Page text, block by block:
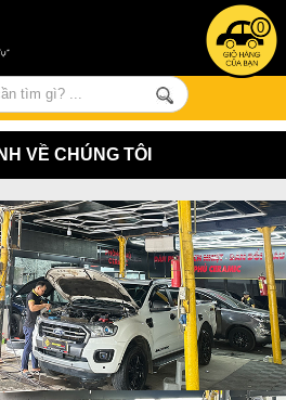
0
VỀ CHÚNG TÔI